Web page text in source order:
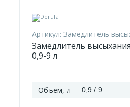
Артикул: Замедлитель
Замедлитель
0,9-9 л
Объем, л 0,9 / 9